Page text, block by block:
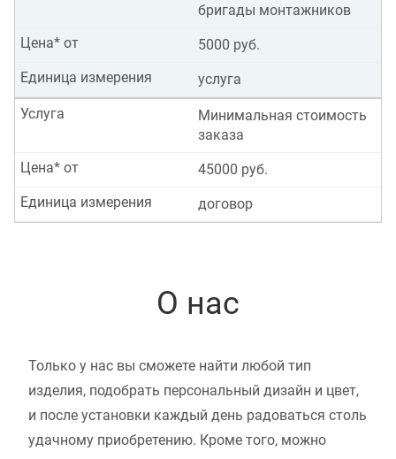
бригады монтажников
5000 руб.
Цена* от
услуга
Единица измерения
Минимальная стоимость
заказа
Услуга
45000 руб.
Цена* от
договор
Единица измерения
О нас
Только у нас вы сможете найти любой тип
изделия, подобрать персональный дизайн и цвет,
и после установки каждый день радоваться столь
удачному приобретению. Кроме того, можно